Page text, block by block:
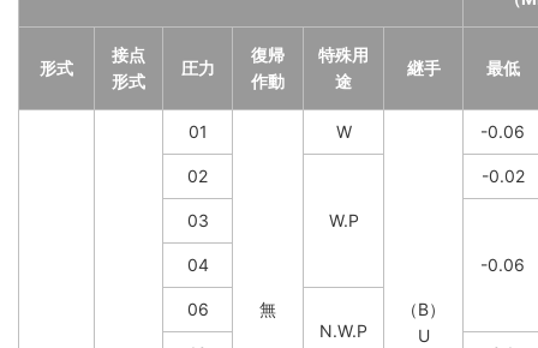
形式
接点
形式
圧力
復帰
作動
特殊用
途
継手 最低
01
無
W
（B）
U
-0.06
02
W.P
-0.02
03
-0.06
04
06
N.W.P